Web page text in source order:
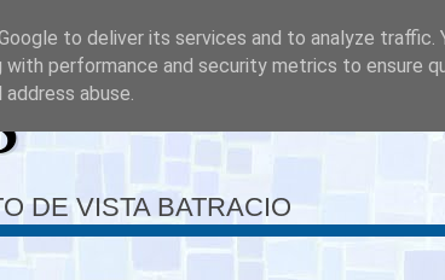
DE VISTA BATRACIO
to deliver its services and to analyze traffic.
with performance and security metrics to ensure
abuse.